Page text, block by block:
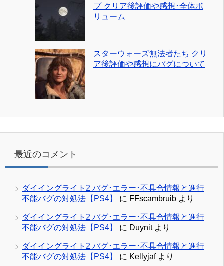
プ クリア後評価や感想･全体ボ
リューム
スターウォーズ無法者たち クリ
ア後評価や感想にバグについて
最近のコメント
ダイイングライト2 バグ･エラー･不具合情報と進行
不能バグの対処法【PS4】
に FFscambruib より
ダイイングライト2 バグ･エラー･不具合情報と進行
不能バグの対処法【PS4】
に Duynitより
ダイイングライト2 バグ･エラー･不具合情報と進行
不能バグの対処法【PS4】
に Kellyjafより